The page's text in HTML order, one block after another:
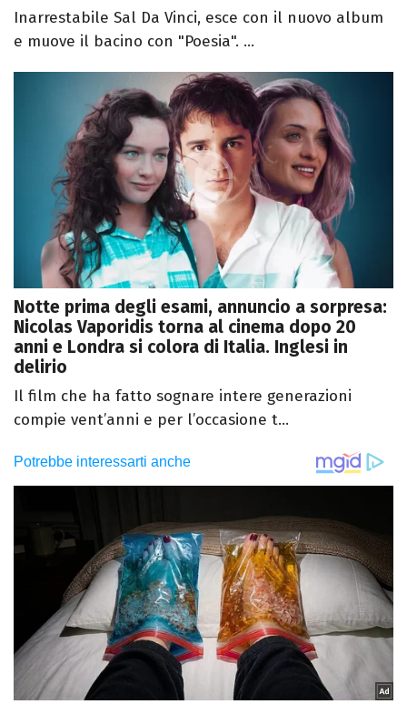
Inarrestabile Sal Da Vinci, esce con il nuovo album
e muove il bacino con "Poesia". ...
Notte prima degli esami, annuncio a sorpresa:
Nicolas Vaporidis torna al cinema dopo 20
anni e Londra si colora di Italia. Inglesi in
delirio
Il film che ha fatto sognare intere generazioni
compie vent’anni e per l’occasione t...